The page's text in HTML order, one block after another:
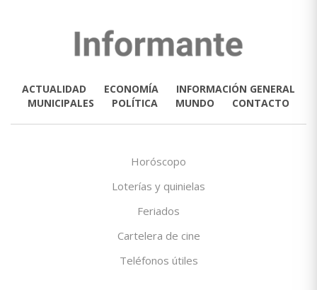
ACTUALIDAD ECONOMÍA
INFORMACIÓN GENERAL
MUNICIPALES
POLÍTICA MUNDO CONTACTO
Horóscopo
Loterías y quinielas
Feriados
Cartelera de cine
Teléfonos útiles